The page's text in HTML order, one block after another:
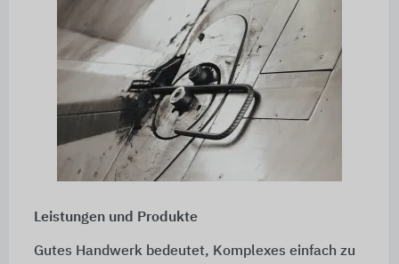
Leistungen und Produkte
Gutes Handwerk bedeutet, Komplexes einfach zu